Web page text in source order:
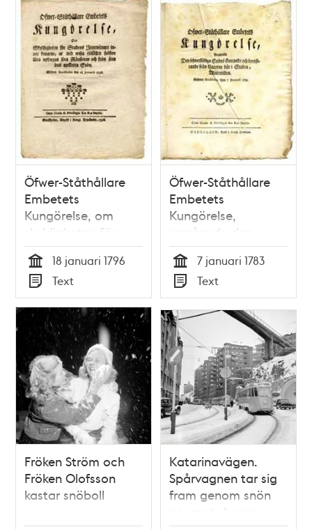
Öfwer-Ståthållare
Embetets
Kungörelse, om
skyldigheten för
stadens innewånare
inom broarne, at
wid wisza tilfällen
sjelfwe låta
uphugga sina
ränstenar och från
sina hus upskotta
snön. Gifwen
Stockholm den 18
januarii 1796.
Tid
18 januari 1796
Typ
Text
Öfwer-Ståthållare
Embetets
Kungörelse,
angående den
öfwerflödiga snöns
skottande och
bortförande från
gatorne här i
staden, wintertiden.
Gifwen Stockholm
then 7 januarii 1783.
Tid
7 januari 1783
Typ
Text
Fröken Ström och
Fröken Olofsson
kastar snöboll
Katarinavägen.
Spårvagnen tar sig
fram genom snön
ner mot slussen